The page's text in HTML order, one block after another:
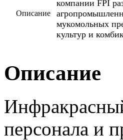
Описание
компании FPI
мукомольных
культур и
Описание
персонала и